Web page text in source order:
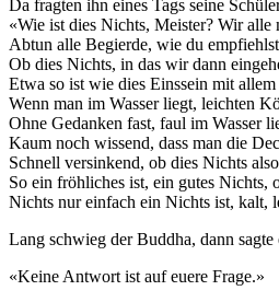
Da fragten ihn eines Tags seine
«Wie ist dies Nichts, Meister? Wir alle
Abtun alle Begierde, wie du
Ob dies Nichts, in das wir dann
Etwa so ist wie dies Einssein mit allem
Wenn man im Wasser liegt, leichten
Ohne Gedanken fast, faul im Wasser
Kaum noch wissend, dass man die
Schnell versinkend, ob dies Nichts also
So ein fröhliches ist, ein gutes Nichts,
Nichts nur einfach ein Nichts ist, kalt,
Lang schwieg der Buddha, dann sagte
«Keine Antwort ist auf euere Frage.»